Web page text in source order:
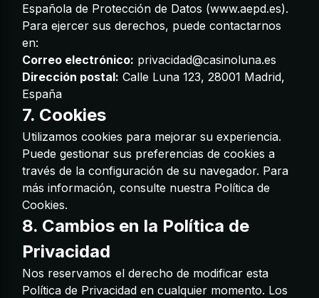
Española de Protección de Datos (www.aepd.es).
Para ejercer sus derechos, puede contactarnos
en:
Correo electrónico: privacidad@casinoluna.es
Dirección postal: Calle Luna 123, 28001 Madrid,
España
7. Cookies
Utilizamos cookies para mejorar su experiencia.
Puede gestionar sus preferencias de cookies a
través de la configuración de su navegador. Para
más información, consulte nuestra Política de
Cookies.
8. Cambios en la Política de
Privacidad
Nos reservamos el derecho de modificar esta
Política de Privacidad en cualquier momento. Los